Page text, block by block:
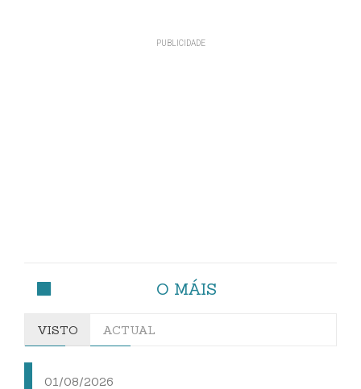
O MÁIS
VISTO ACTUAL
01/08/2026